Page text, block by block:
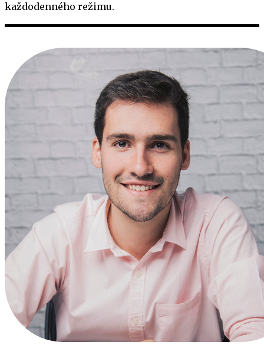
každodenného režimu.